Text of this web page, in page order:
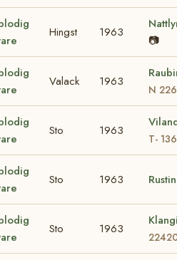
Hingst 1963
📷
Valack 1963
N
Sto 1963
T-
Sto 1963
Sto 1963